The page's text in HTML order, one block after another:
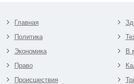
Главная
Политика
Экономика
Право
Происшествия
В